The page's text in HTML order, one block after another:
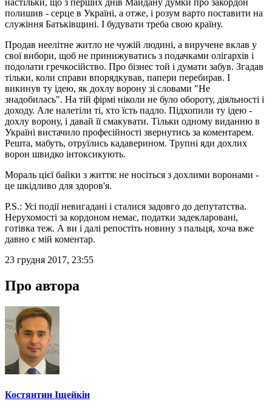
полишив - серце в Україні, а отже, і розум варто поставити на
служіння Батьківщині. І будувати треба свою країну.
Продав неелітне житло не чужій людині, а виручене вклав у
свої вибори, щоб не принижуватись з подачками олігархів і
подолати гречкосійство. Про бізнес той і думати забув. Згадав
тільки, коли справи впорядкував, папери перебирав. І
викинув ту ідею, як дохлу ворону зі словами "Не
знадобилась". На тій фірмі ніколи не було обороту, діяльності і
доходу. Але налетіли ті, хто їсть падло. Підхопили ту ідею -
дохлу ворону, і давай її смакувати. Тільки одному виданню в
Україні вистачило професійності звернутись за коментарем.
Решта, мабуть, отруїлись кадаверином. Трупні яди дохлих
ворон швидко інтоксикують.
Мораль цієї байки з життя: не носіться з дохлими воронами -
це шкідливо для здоров'я.
P.S.: Усі події невигадані і сталися задовго до депутатства.
Нерухомості за кордоном немає, податки задекларовані,
готівка теж. А ви і далі репостіть новину з пальця, хоча вже
давно є мій коментар.
23 грудня 2017, 23:55
Про автора
Костянтин Іщейкін